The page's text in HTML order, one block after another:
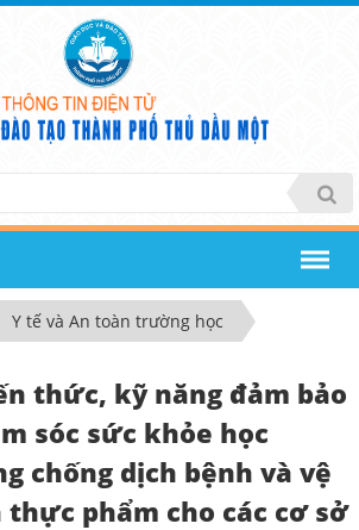
Y tế và An toàn trường học
thức, kỹ năng đảm bảo
sóc sức khỏe học
chống dịch bệnh và vệ
phẩm cho các cơ sở